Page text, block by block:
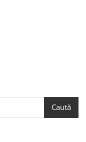
Caută